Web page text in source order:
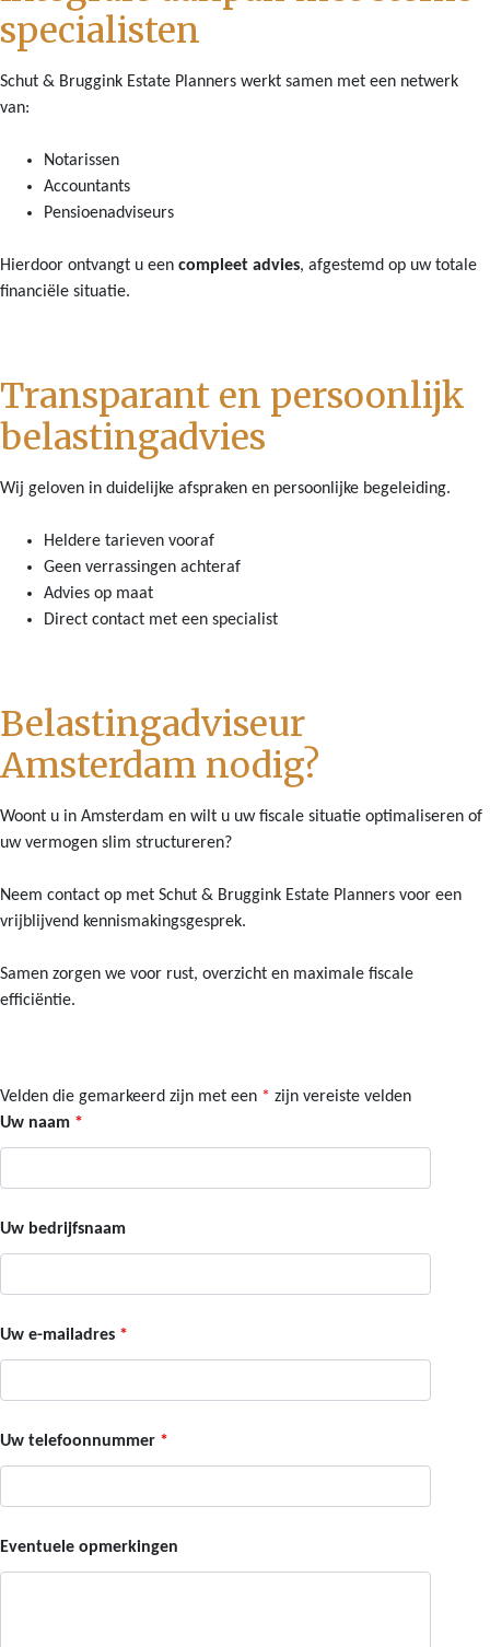
specialisten
Schut & Bruggink Estate Planners werkt samen met een netwerk
van:
Notarissen
Accountants
Pensioenadviseurs
Hierdoor ontvangt u een compleet advies, afgestemd op uw totale
financiële situatie.
Transparant en persoonlijk
belastingadvies
Wij geloven in duidelijke afspraken en persoonlijke begeleiding.
Heldere tarieven vooraf
Geen verrassingen achteraf
Advies op maat
Direct contact met een specialist
Belastingadviseur
Amsterdam nodig?
Woont u in Amsterdam en wilt u uw fiscale situatie optimaliseren of
uw vermogen slim structureren?
Neem contact op met Schut & Bruggink Estate Planners voor een
vrijblijvend kennismakingsgesprek.
Samen zorgen we voor rust, overzicht en maximale fiscale
efficiëntie.
Velden die gemarkeerd zijn met een * zijn vereiste velden
Uw naam *
Uw bedrijfsnaam
Uw e-mailadres *
Uw telefoonnummer *
Eventuele opmerkingen